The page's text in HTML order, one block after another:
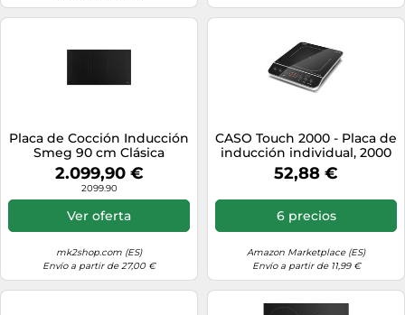
Placa de Cocción Inducción
Smeg 90 cm Clásica
SIM3964N Negro
2.099,90 €
2099.90
Ver oferta
mk2shop.com (ES)
Envío a partir de 27,00 €
CASO Touch 2000 - Placa de
inducción individual, 2000
W, detección automática
de ollas, 10 niveles de
potencia, temporizador
hasta 180 min, superficie
52,88 €
6 precios
Amazon Marketplace (ES)
Envío a partir de 11,99 €